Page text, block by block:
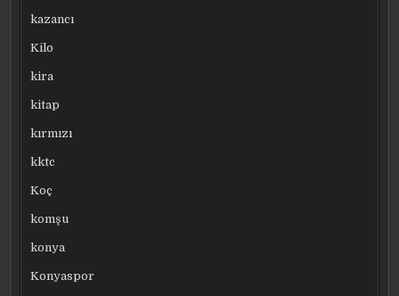
kazancı
Kilo
kira
kitap
kırmızı
kktc
Koç
komşu
konya
Konyaspor